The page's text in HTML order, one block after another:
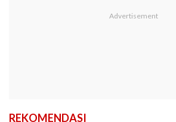
REKOMENDASI